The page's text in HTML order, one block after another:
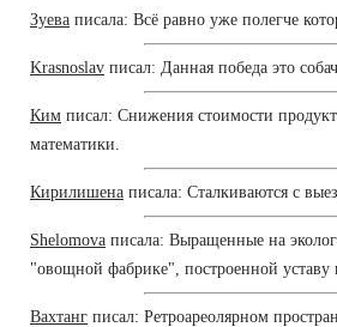
Зуева писала: Всё равно уже полегче
Krasnoslav писал: Данная победа это
Ким писал: Снижения стоимости
математики.
Кирилишена писала: Сталкиваются с
Shelomova писала: Выращенные на
"овощной фабрике", построенной уставу
Вахтанг писал: Ретроареолярном